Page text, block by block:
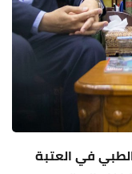
في العتبة